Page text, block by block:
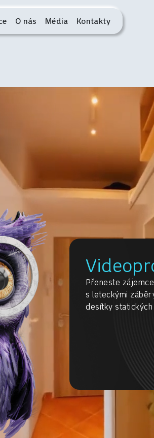
O nás Média Kontakty
Přeneste
s leteckými
desítky